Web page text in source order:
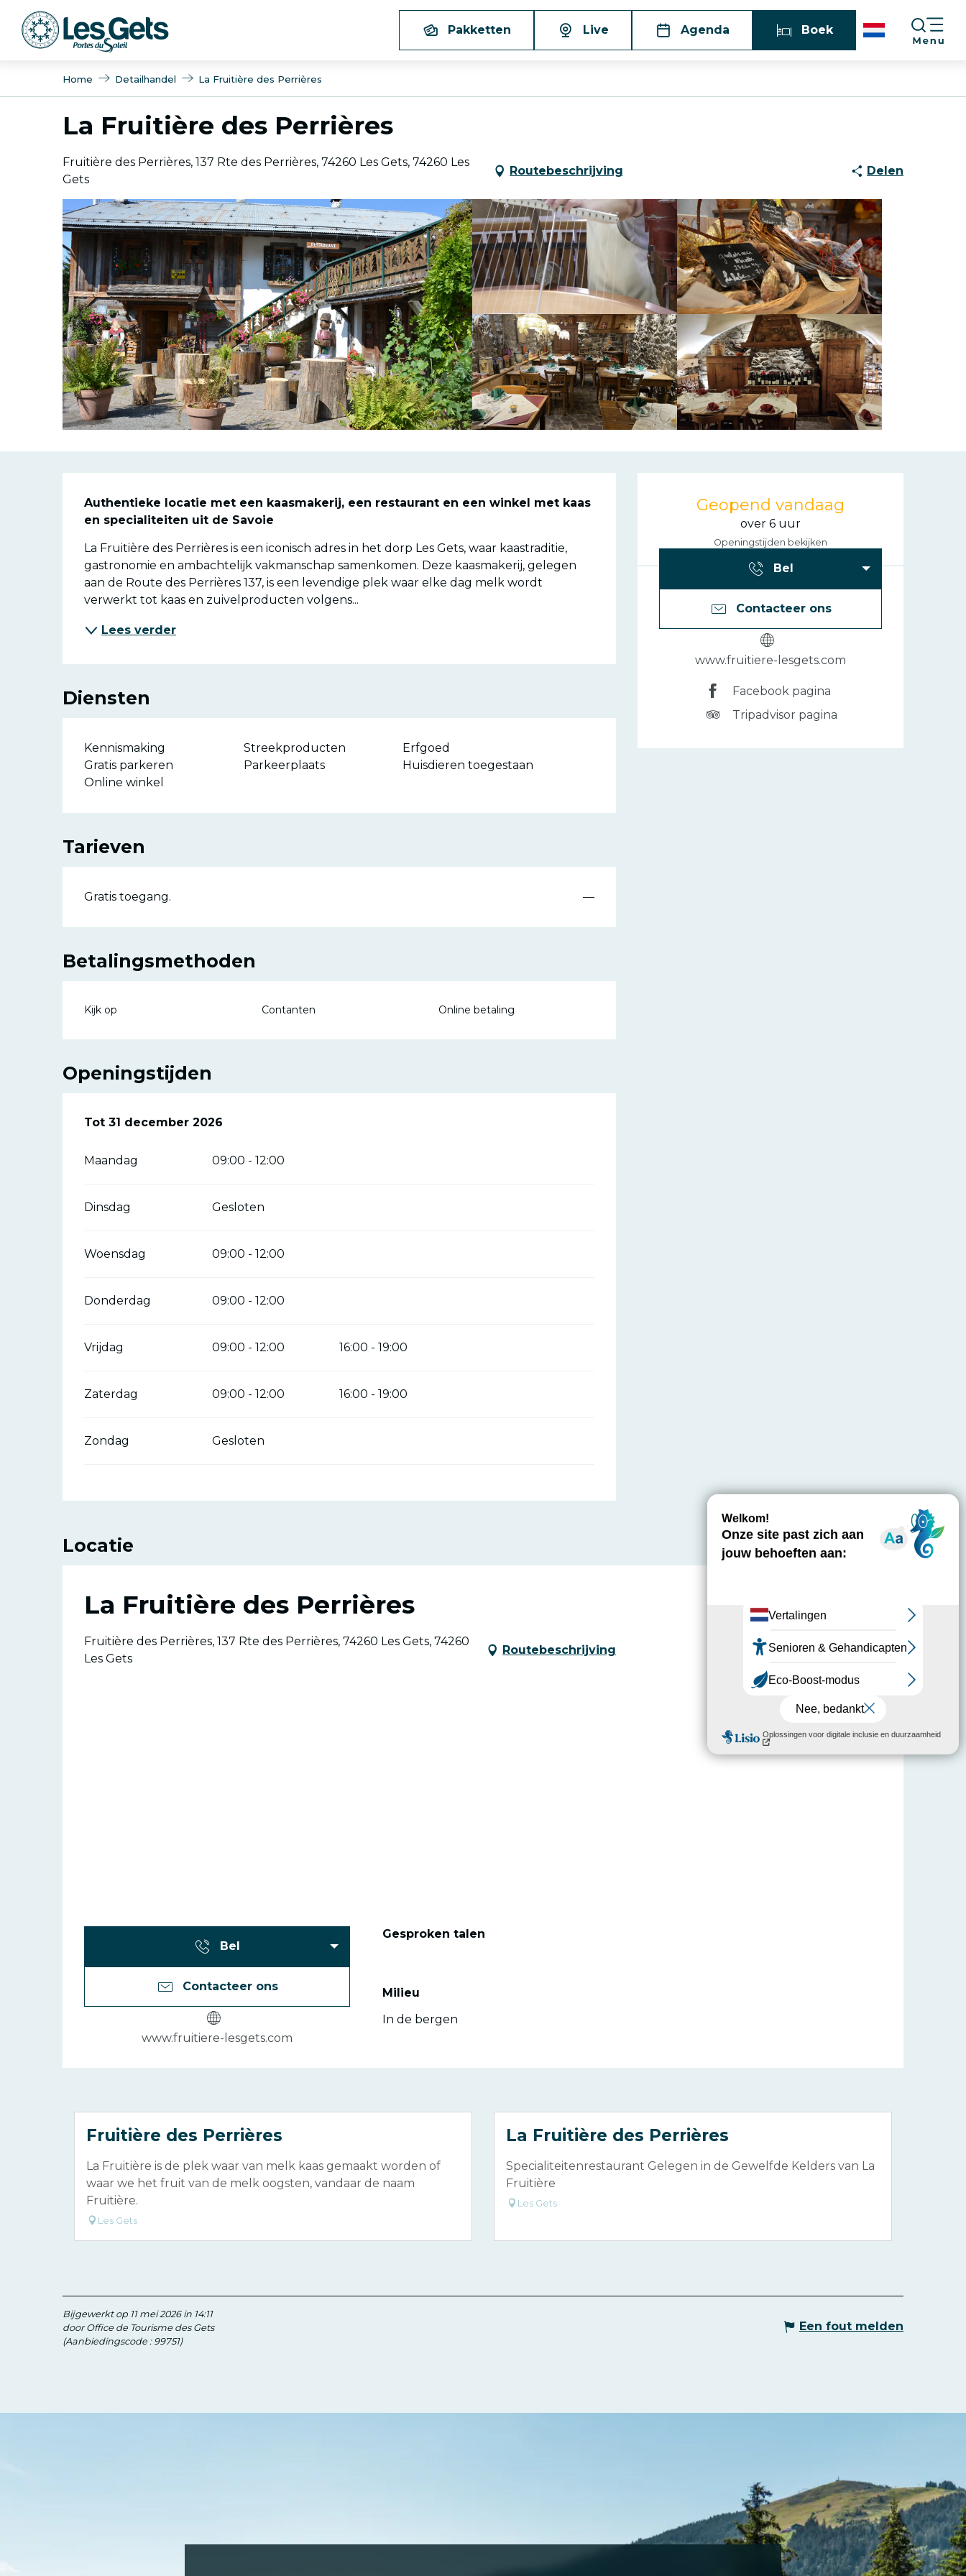
contenu
Pakketten Live Agenda Boek
Home Detailhandel La Fruitière des Perrières
La Fruitière des Perrières
Fruitière des Perrières, 137 Rte des Perrières, 74260 Les Gets, 74260 Les
Gets
Routebeschrijving Delen
Geopend vandaag
over 6 uur
Openingstijden bekijken
Bel
Contacteer ons
www.fruitiere-lesgets.com
Facebook pagina
Tripadvisor pagina
Beschrijving
Authentieke locatie met een kaasmakerij, een restaurant en een winkel met kaas
en specialiteiten uit de Savoie
La Fruitière des Perrières is een iconisch adres in het dorp Les Gets, waar kaastraditie,
gastronomie en ambachtelijk vakmanschap samenkomen. Deze kaasmakerij, gelegen
aan de Route des Perrières 137, is een levendige plek waar elke dag melk wordt
verwerkt tot kaas en zuivelproducten volgens...
Lees verder
Diensten
Kennismaking Streekproducten
Erfgoed
Gratis parkeren
Parkeerplaats
Huisdieren toegestaan
Online winkel
Tarieven
Gratis toegang. —
Betalingsmethoden
Kijk op Contanten Online betaling
Openingstijden
Vanaf13 april 2026tot31 december 2026
Tot 31 december 2026
Maandag 09:00 - 12:00
Dinsdag Gesloten
Woensdag 09:00 - 12:00
Donderdag 09:00 - 12:00
Vrijdag 09:00 - 12:00 16:00 - 19:00
Zaterdag 09:00 - 12:00 16:00 - 19:00
Zondag Gesloten
Locatie
La Fruitière des Perrières
Fruitière des Perrières, 137 Rte des Perrières, 74260 Les Gets, 74260
Les Gets
Routebeschrijving
Bel
Contacteer ons
www.fruitiere-lesgets.com
Gesproken talen
Gesproken talen
Milieu
Milieu
In de bergen
Fruitière des Perrières
La Fruitière is de plek waar van melk kaas gemaakt worden of
waar we het fruit van de melk oogsten, vandaar de naam
Fruitière.
Les Gets
La Fruitière des Perrières
Specialiteitenrestaurant Gelegen in de Gewelfde Kelders van La
Fruitière
Les Gets
Bijgewerkt op 11 mei 2026 in 14:11
door Office de Tourisme des Gets
(Aanbiedingscode : 99751)
Een fout melden